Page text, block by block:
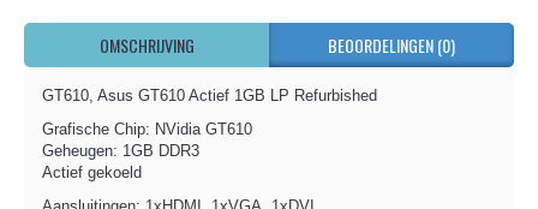
OMSCHRIJVING BEOORDELINGEN (0)
GT610, Asus GT610 Actief 1GB LP Refurbished
Grafische Chip: NVidia GT610
Geheugen: 1GB DDR3
Actief gekoeld